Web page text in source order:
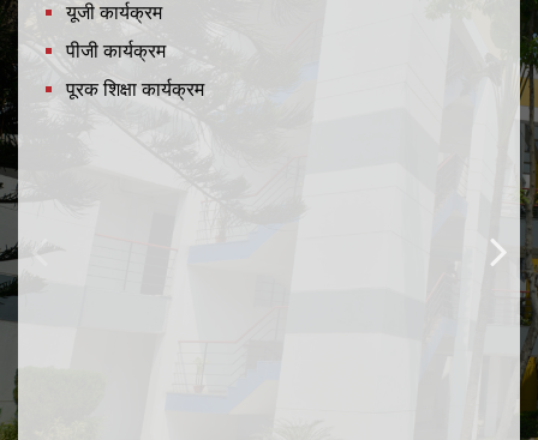
यूजी कार्यक्रम
पीजी कार्यक्रम
पूरक शिक्षा कार्यक्रम